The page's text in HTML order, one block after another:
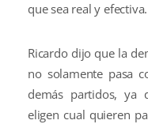
que sea real y efectiva.
Ricardo dijo que la
no solamente pasa
demás partidos, ya
eligen cual quieren